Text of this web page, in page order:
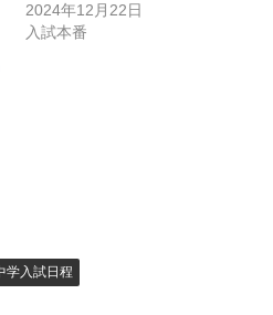
2024年12月22日
入試本番
学入試日程